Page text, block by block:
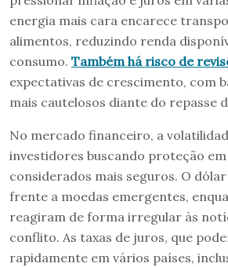
energia mais cara encarece
alimentos, reduzindo renda
consumo. Também há risco de
expectativas de crescimento, com
mais cautelosos diante do repasse
No mercado financeiro, a
investidores buscando proteção
considerados mais seguros. O
frente a moedas emergentes,
reagiram de forma irregular às
conflito. As taxas de juros, que
rapidamente em vários países,